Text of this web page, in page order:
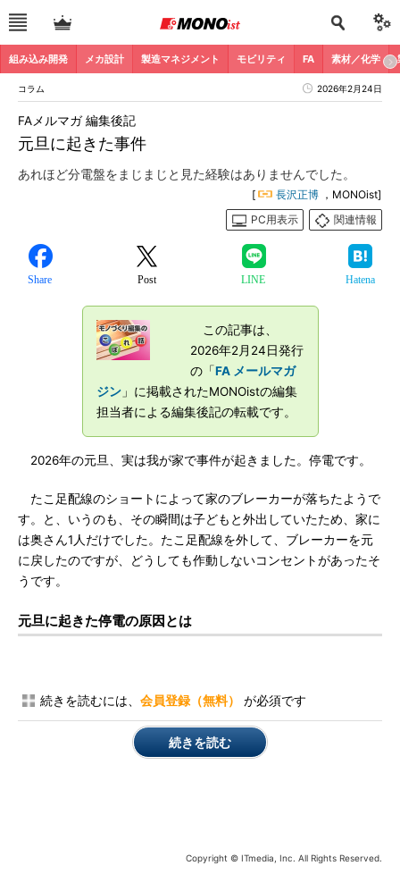
組み込み開発 メカ設計 製造マネジメント モビリティ FA 素材／化学
コラム 2026年2月24日
元旦に起きた事件
FAメルマガ 編集後記
あれほど分電盤をまじまじと見た経験はありませんでした。
[ 長沢正博 ，MONOist]
PC用表示
関連情報
Share Post LINE Hatena
この記事は、
2026年2月24日発行
の「FA メールマガ
ジン」に掲載されたMONOistの編集
担当者による編集後記の転載です。
2026年の元旦、実は我が家で事件が起きました。停電です。
たこ足配線のショートによって家のブレーカーが落ちたようで
す。と、いうのも、その瞬間は子どもと外出していたため、家に
は奥さん1人だけでした。たこ足配線を外して、ブレーカーを元
に戻したのですが、どうしても作動しないコンセントがあったそ
うです。
元旦に起きた停電の原因とは
続きを読むには、 会員登録（無料） が必須です
続きを読む
Copyright © ITmedia, Inc. All Rights Reserved.